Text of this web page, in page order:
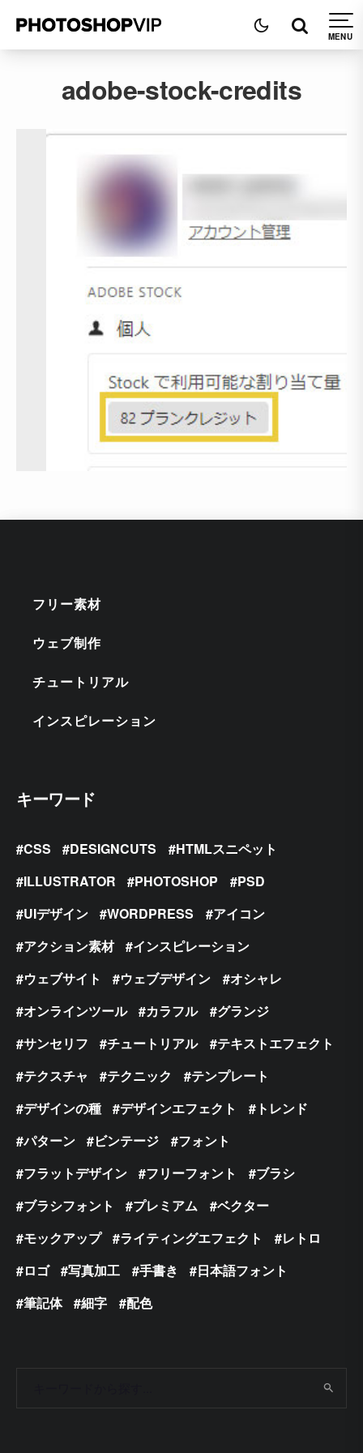
adobe-stock-credits
フリー素材
ウェブ制作
チュートリアル
インスピレーション
キーワード
CSS DESIGNCUTS
HTMLスニペット
ILLUSTRATOR
PHOTOSHOP
PSD
UIデザイン
WORDPRESS
アイコン
アクション素材
インスピレーション
ウェブサイト
ウェブデザイン
オシャレ
オンラインツール
カラフル
グランジ
サンセリフ
チュートリアル
テキストエフェクト
テクスチャ
テクニック
テンプレート
デザインの種
デザインエフェクト
トレンド
パターン
ビンテージ
フォント
フラットデザイン
フリーフォント
ブラシ
ブラシフォント
プレミアム
ベクター
モックアップ
ライティングエフェクト
レトロ
ロゴ
写真加工 手書き
日本語フォント
筆記体
細字 配色